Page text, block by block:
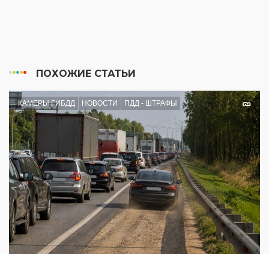
ПОХОЖИЕ СТАТЬИ
КАМЕРЫ ГИБДД НОВОСТИ ПДД - ШТРАФЫ